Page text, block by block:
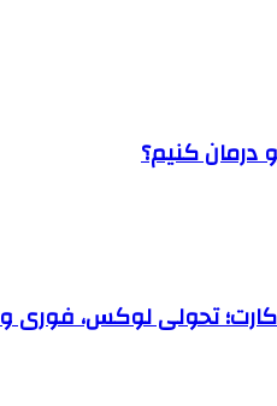
درمان کنیم؟
تحولی لوکس، فوری